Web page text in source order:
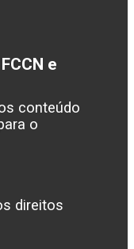
e
conteúdo
o
direitos